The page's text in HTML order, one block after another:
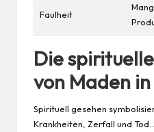
Faulheit
Die
von Maden
Spirituell gesehen
Krankheiten, Zerfall und